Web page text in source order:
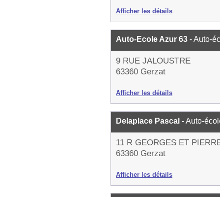
Afficher les détails
Auto-Ecole Azur 63 - Auto-
9 RUE JALOUSTRE
63360 Gerzat
Afficher les détails
Delaplace Pascal - Auto-
11 R GEORGES ET
63360 Gerzat
Afficher les détails